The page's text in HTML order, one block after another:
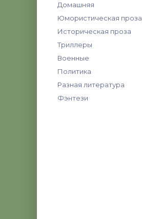
Домашняя
Юмористическая проза
Историческая проза
Триллеры
Военные
Политика
Разная литература
Фэнтези